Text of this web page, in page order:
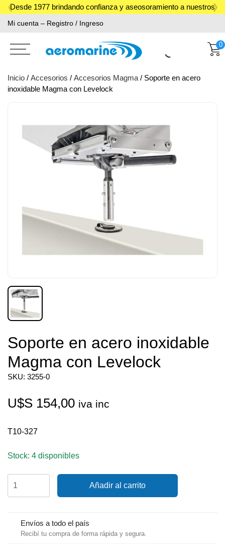
SkipDesde 1977 brindando confianza y aseosoramiento a nuestros
clientes.
Mi cuenta – Registro / Ingreso
0
Inicio / Accesorios / Accesorios Magma / Soporte en acero
inoxidable Magma con Levelock
Soporte en acero inoxidable
Magma con Levelock
SKU: 3255-0
U$S 154,00 iva inc
T10-327
Stock: 4 disponibles
en
acero
Magma
Añadir al carrito
Envíos a todo el país
Recibí tu compra de forma rápida y segura.